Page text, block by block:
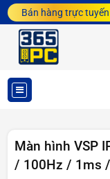
Bán hàng trực tuyến
MỤC
SẢN
Màn hình VSP
/ 100Hz / 1ms